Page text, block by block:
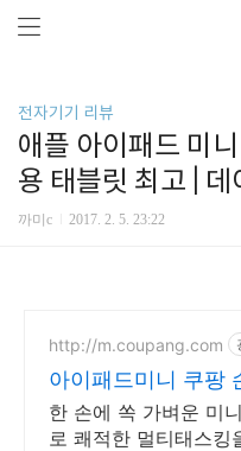
전자기기 리뷰
애플 아이패드 미
용 태블릿 최고 | 데
까미c 2017. 2. 5. 23:22
http://m.coupang.com
아이패드미니 쿠팡
라운 성능
한 손에 쏙 가벼운 미
로 쾌적한 멀티태스킹